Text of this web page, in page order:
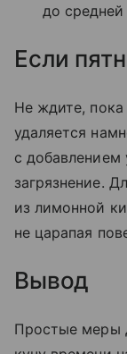
до
Если
Не ждите, пока
удаляется
с добавлением
загрязнение.
из лимонной
не царапая
Вывод
Простые меры